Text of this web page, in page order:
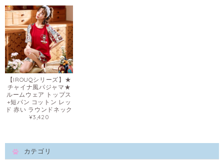
【IROUQシリーズ】★
チャイナ風パジャマ★
ルームウェア トップス
+短パン コットン レッ
ド 赤い ラウンドネック
¥3,420
カテゴリ